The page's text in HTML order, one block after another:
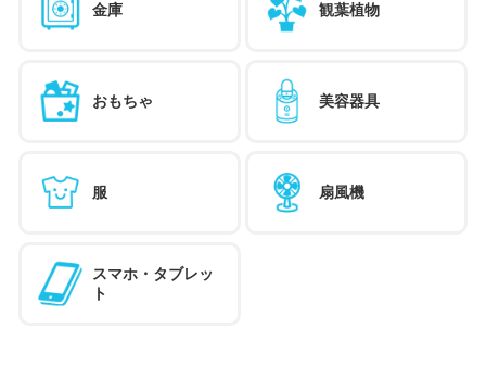
金庫 観葉植物
おもちゃ 美容器具
服 扇風機
スマホ・タブレッ
ト